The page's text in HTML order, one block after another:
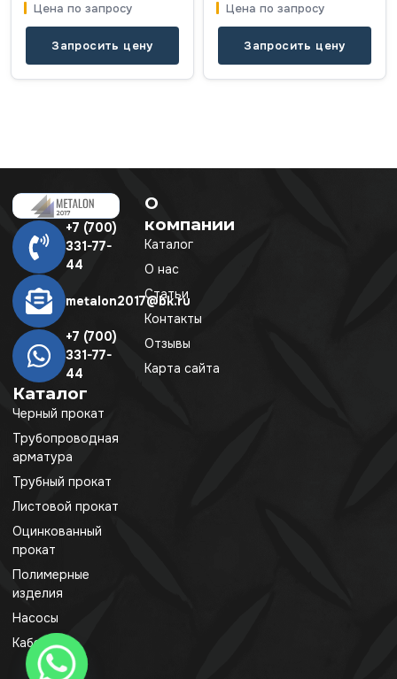
Цена по запросу
Запросить цену
Цена по запросу
Запросить цену
+7 (700)
331-77-
44
metalon2017@bk.ru
+7 (700)
331-77-
44
Каталог
Черный прокат
Трубопроводная
арматура
Трубный прокат
Листовой прокат
Оцинкованный
прокат
Полимерные
изделия
Насосы
Кабель
О
компании
Каталог
О нас
Статьи
Контакты
Отзывы
Карта сайта